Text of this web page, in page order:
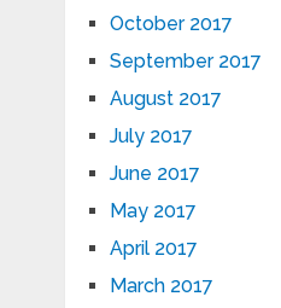
October 2017
September 2017
August 2017
July 2017
June 2017
May 2017
April 2017
March 2017